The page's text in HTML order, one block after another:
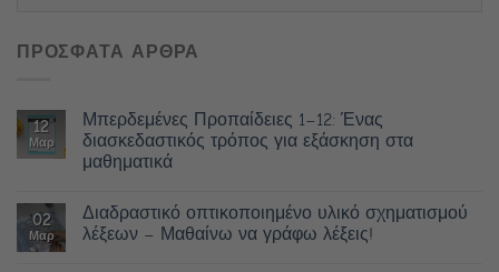
ΠΡΟΣΦΑΤΑ ΑΡΘΡΑ
12
Μαρ
Μπερδεμένες Προπαίδειες 1–12: Ένας
διασκεδαστικός τρόπος για εξάσκηση στα
μαθηματικά
02
Μαρ
Διαδραστικό οπτικοποιημένο υλικό σχηματισμού
λέξεων – Μαθαίνω να γράφω λέξεις!